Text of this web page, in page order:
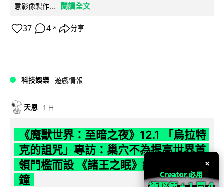
意影像製作...
閱讀全文
37 4 ↗ 分享
科技娛樂 遊戲情報
天恩 1 日
《魔獸世界：至暗之夜》12.1 「烏拉特
克的詛咒」專訪：巢穴不為提高世界首
領門檻而設 《諸王之眠》縮短約 10 分
鐘
×